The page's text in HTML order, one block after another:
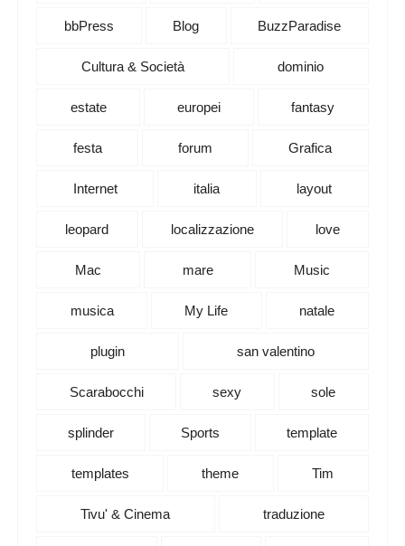
bbPress Blog BuzzParadise
Cultura & Società dominio
estate europei fantasy
festa forum Grafica
Internet italia layout
leopard localizzazione love
Mac mare Music
musica My Life natale
plugin san valentino
Scarabocchi sexy sole
splinder Sports template
templates theme Tim
Tivu' & Cinema traduzione